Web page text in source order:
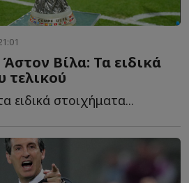
Βίλα: Τα ειδικά
τελικού
ειδικά στοιχήματα...